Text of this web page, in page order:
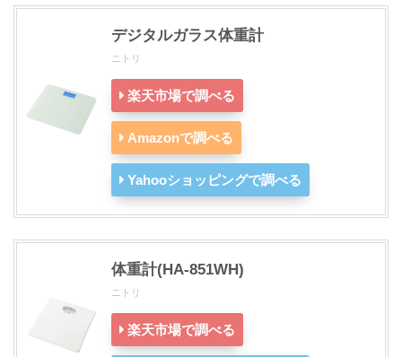
デジタルガラス体重計
ニトリ
楽天市場で調べる
Amazonで調べる
Yahooショッピングで調べる
体重計(HA-851WH)
ニトリ
楽天市場で調べる